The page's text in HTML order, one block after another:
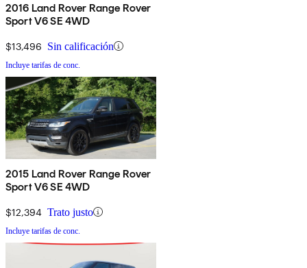
2016 Land Rover Range Rover
Sport V6 SE 4WD
$13,496 Sin calificación
Incluye tarifas de conc.
2015 Land Rover Range Rover
Sport V6 SE 4WD
$12,394 Trato justo
Incluye tarifas de conc.